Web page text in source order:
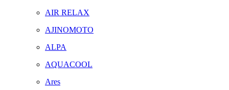
AIR RELAX
AJINOMOTO
ALPA
AQUACOOL
Ares